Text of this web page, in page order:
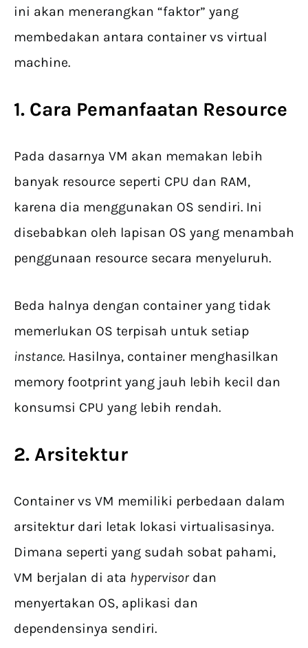
ini akan menerangkan “faktor” yang
membedakan antara container vs virtual
machine.
1. Cara Pemanfaatan Resource
Pada dasarnya VM akan memakan lebih
banyak resource seperti CPU dan RAM,
karena dia menggunakan OS sendiri. Ini
disebabkan oleh lapisan OS yang menambah
penggunaan resource secara menyeluruh.
Beda halnya dengan container yang tidak
memerlukan OS terpisah untuk setiap
instance. Hasilnya, container menghasilkan
memory footprint yang jauh lebih kecil dan
konsumsi CPU yang lebih rendah.
2. Arsitektur
Container vs VM memiliki perbedaan dalam
arsitektur dari letak lokasi virtualisasinya.
Dimana seperti yang sudah sobat pahami,
VM berjalan di ata hypervisor dan
menyertakan OS, aplikasi dan
dependensinya sendiri.